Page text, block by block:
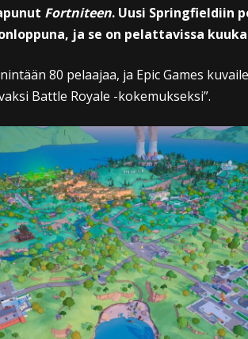
Fortniteen. Uusi Springfieldiin
ja se on pelattavissa
80 pelaajaa, ja Epic Games
Battle Royale -kokemukseksi”.